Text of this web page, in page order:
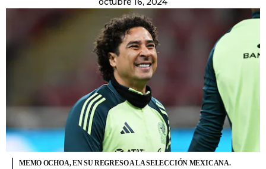
MEMO OCHOA, EN SU REGRESO A LA SELECCIÓN MEXICANA.